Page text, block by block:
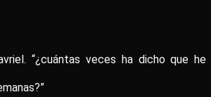
“¿cuántas veces ha dicho que he